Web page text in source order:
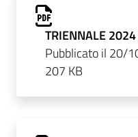
TRIENNALE
Pubblicato il 20/
207 KB